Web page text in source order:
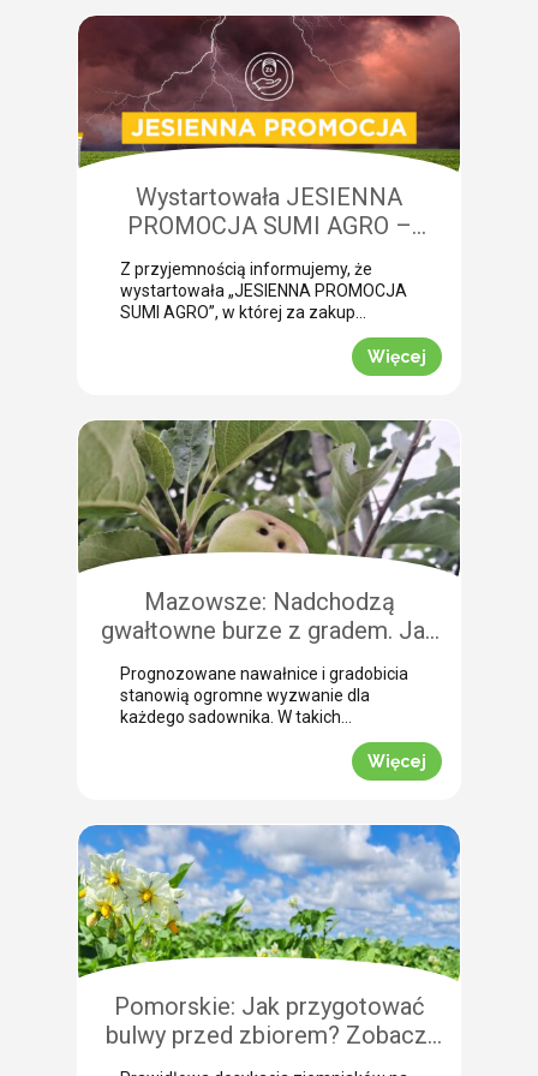
żerowanie bardzo często jest błędnie
diagnozowane jako brak wody lub
niedobory składników pokarmowych,
co opóźnia wykonanie właściwego
zabiegu. Nasza ekspertka Monika
Krzywak przeprowadziła lustrację w
powiecie gryfickim […]
Wystartowała JESIENNA
PROMOCJA SUMI AGRO –
zyskaj natychmiastowe rabaty!
Z przyjemnością informujemy, że
wystartowała „JESIENNA PROMOCJA
SUMI AGRO”, w której za zakup
uzyskać atrakcyjny rabat! Promocja
trwa od 1 lipca do 30 września 2026
prosty sposób obniżyć koszty
jesiennych zakupów. Wybierz swój
pakiet i odbierz rabat Mechanizm
promocji jest niezwykle prosty.
Wystarczy kupić jeden z […]
Więcej
Mazowsze: Nadchodzą
gwałtowne burze z gradem. Jak
skutecznie przeprowadzić
zabezpieczenie owoców po
gradobiciu?
Prognozowane nawałnice i gradobicia
stanowią ogromne wyzwanie dla
każdego sadownika. W takich
natychmiastowe zabezpieczenie
Uszkodzona skórka to otwarta droga
dla patogenów grzybowych, które
potrafią zniszczyć owoce tuż przed
zbiorem. Nasza ekspertka Justyna
Wasiak ostrzega przed nadchodzącym
frontem burzowym i wskazuje
skuteczne rozwiązanie interwencyjne.
Więcej
Pomorskie: Jak przygotować
bulwy przed zbiorem? Zobacz,
jak przebiega profesjonalna